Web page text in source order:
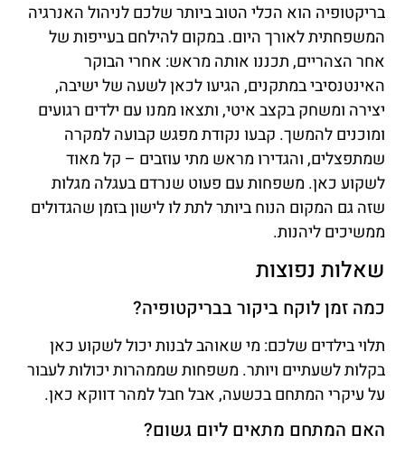
בריקטופיה הוא הכלי הטוב ביותר שלכם לניהול האנרגיה
המשפחתית לאורך היום. במקום להילחם בעייפות של
אחר הצהריים, תכננו אותה מראש: אחרי הבוקר
האינטנסיבי במתקנים, הגיעו לכאן לשעה של ישיבה,
יצירה ומשחק בקצב איטי, ותצאו ממנו עם ילדים רגועים
ומוכנים להמשך. קבעו נקודת מפגש קבועה למקרה
שמתפצלים, והגדירו מראש מתי עוזבים – קל מאוד
לשקוע כאן. משפחות עם פעוט שנרדם בעגלה מגלות
שזה גם המקום הנוח ביותר לתת לו לישון בזמן שהגדולים
ממשיכים ליהנות.
שאלות נפוצות
כמה זמן לוקח ביקור בבריקטופיה?
תלוי בילדים שלכם: מי שאוהב לבנות יכול לשקוע כאן
בקלות לשעתיים ויותר. משפחות שממהרות יכולות לעבור
על עיקרי המתחם בכשעה, אבל חבל למהר דווקא כאן.
האם המתחם מתאים ליום גשום?